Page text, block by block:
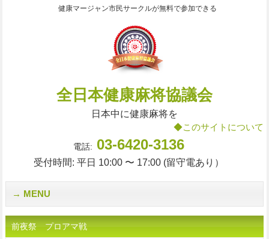
健康マージャン市民サークルが無料で参加できる
全日本健康麻将協議会
日本中に健康麻将を
◆このサイトについて
電話: 03-6420-3136
受付時間: 平日 10:00 〜 17:00 (留守電あり）
MENU
前夜祭 プロアマ戦